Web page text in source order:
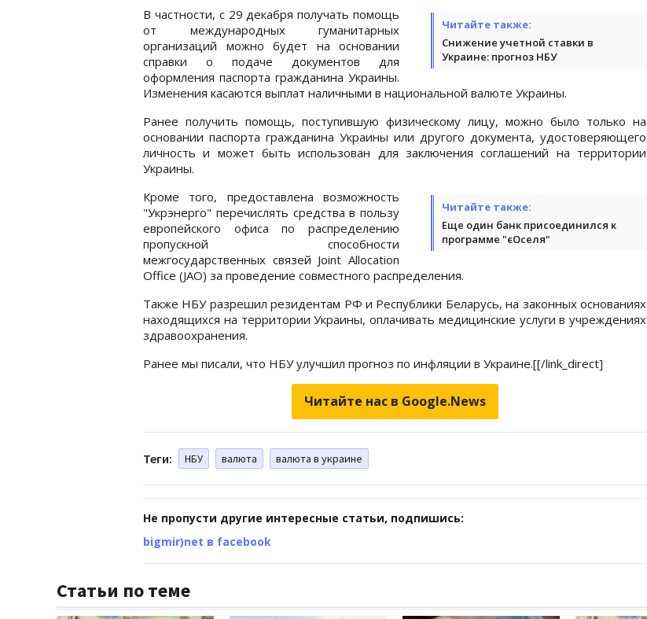
Читайте также:
Снижение учетной ставки в
Украине: прогноз НБУ
В частности, с 29 декабря получать помощь
от международных гуманитарных
организаций можно будет на основании
справки о подаче документов для
оформления паспорта гражданина Украины.
Изменения касаются выплат наличными в национальной валюте Украины.
Ранее получить помощь, поступившую физическому лицу, можно было только на
основании паспорта гражданина Украины или другого документа, удостоверяющего
личность и может быть использован для заключения соглашений на территории
Украины.
Читайте также:
Еще один банк присоединился к
программе "єОселя"
Кроме того, предоставлена возможность
"Укрэнерго" перечислять средства в пользу
европейского офиса по распределению
пропускной способности
межгосударственных связей Joint Allocation
Office (JAO) за проведение совместного распределения.
Также НБУ разрешил резидентам РФ и Республики Беларусь, на законных основаниях
находящихся на территории Украины, оплачивать медицинские услуги в учреждениях
здравоохранения.
Ранее мы писали, что НБУ улучшил прогноз по инфляции в Украине.[[/link_direct]
Читайте нас в Google.News
Теги: НБУ валюта валюта в украине
Не пропусти другие интересные статьи, подпишись:
bigmir)net в facebook
Статьи по теме